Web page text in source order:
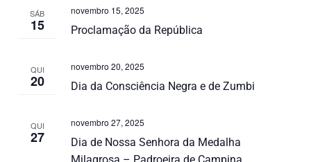
SÁB
15 Proclamação da República
novembro 15, 2025
QUI
20 Dia da Consciência Negra e de Zumbi
novembro 20, 2025
QUI
27
Dia de Nossa Senhora da Medalha
novembro 27, 2025